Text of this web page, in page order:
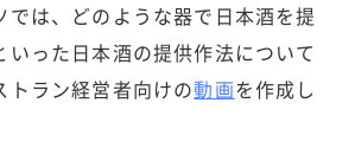
では、どのような器で日本酒を提
いった日本酒の提供作法について
トラン経営者向けの動画を作成し